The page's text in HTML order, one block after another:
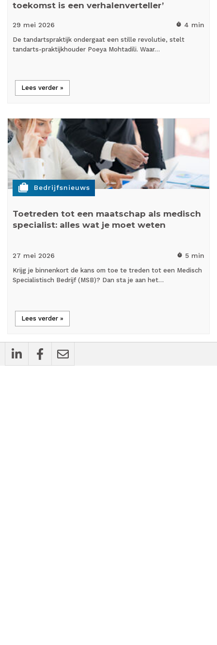
toekomst is een verhalenverteller’
29 mei 2026 timer 4 min
De tandartspraktijk ondergaat een stille revolutie, stelt
tandarts-praktijkhouder Poeya Mohtadili. Waar…
Lees verder »
cases Bedrijfsnieuws
Toetreden tot een maatschap als medisch
specialist: alles wat je moet weten
27 mei 2026 timer 5 min
Krijg je binnenkort de kans om toe te treden tot een Medisch
Specialistisch Bedrijf (MSB)? Dan sta je aan het…
Lees verder »